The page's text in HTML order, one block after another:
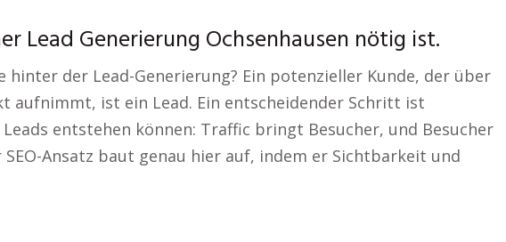
Lead Generierung Ochsenhausen nötig ist.
hinter der Lead-Generierung? Ein potenzieller Kunde, der über
aufnimmt, ist ein Lead. Ein entscheidender Schritt ist
entstehen können: Traffic bringt Besucher, und Besucher
SEO-Ansatz baut genau hier auf, indem er Sichtbarkeit und